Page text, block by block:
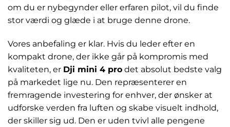
om du er nybegynder eller erfaren pilot, vil du finde
stor værdi og glæde i at bruge denne drone.
Vores anbefaling er klar. Hvis du leder efter en
kompakt drone, der ikke går på kompromis med
kvaliteten, er Dji mini 4 pro det absolut bedste valg
på markedet lige nu. Den repræsenterer en
fremragende investering for enhver, der ønsker at
udforske verden fra luften og skabe visuelt indhold,
der skiller sig ud. Den er uden tvivl alle pengene